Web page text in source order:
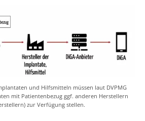
und Hilfsmitteln müssen laut DVPMG
mit Patientenbezug ggf. anderen Herstellern
zur Verfügung stellen.